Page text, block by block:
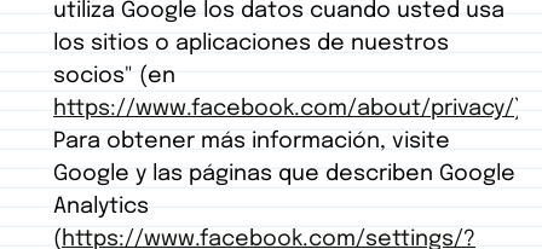
utiliza Google los datos cuando usted usa
los sitios o aplicaciones de nuestros
socios" (en
https://www.facebook.com/about/privacy/)
Para obtener más información, visite
Google y las páginas que describen Google
Analytics
( https://www.facebook.com/settings/?